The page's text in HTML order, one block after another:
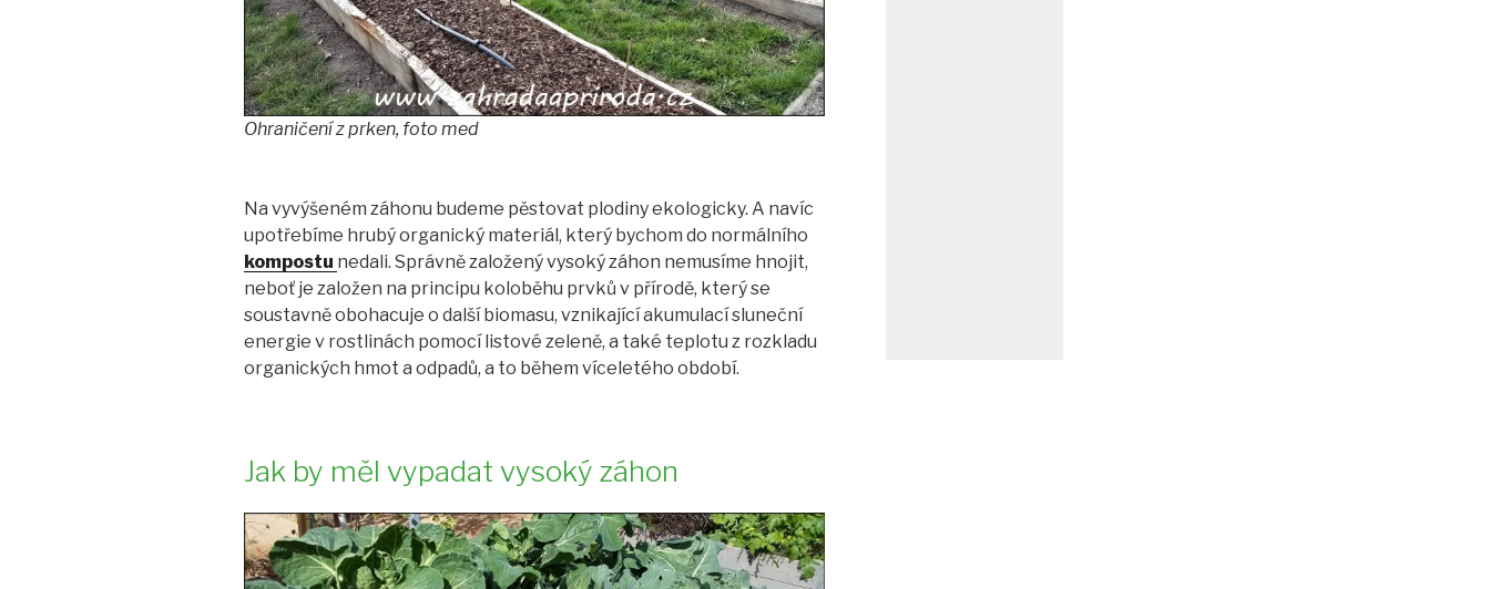
Ohraničení z prken, foto med
Na vyvýšeném záhonu budeme pěstovat plodiny ekologicky. A navíc
upotřebíme hrubý organický materiál, který bychom do normálního
kompostu nedali. Správně založený vysoký záhon nemusíme hnojit,
neboť je založen na principu koloběhu prvků v přírodě, který se
soustavně obohacuje o další biomasu, vznikající akumulací sluneční
energie v rostlinách pomocí listové zeleně, a také teplotu z rozkladu
organických hmot a odpadů, a to během víceletého období.
Jak by měl vypadat vysoký záhon